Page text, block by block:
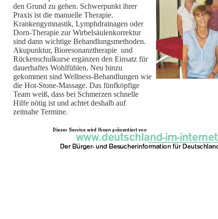
den Grund zu gehen. Schwerpunkt ihrer
Praxis ist die manuelle Therapie.
Krankengymnastik, Lymphdrainagen oder
Dorn-Therapie zur Wirbelsäulenkorrektur
sind dann wichtige Behandlungsmethoden.
Akupunktur, Bioresonanztherapie und
Rückenschulkurse ergänzen den Einsatz für
dauerhaftes Wohlfühlen. Neu hinzu
gekommen sind Wellness-Behandlungen wie
die Hot-Stone-Massage. Das fünfköpfige
Team weiß, dass bei Schmerzen schnelle
Hilfe nötig ist und achtet deshalb auf
zeitnahe Termine.